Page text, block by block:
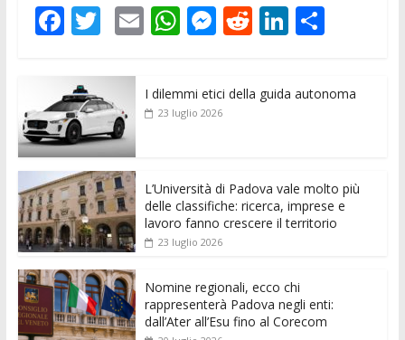
F
e
b
o
o
k
T
itt
er
E
ai
l
W
s
p
M
ss
e
er
R
di
Li
e
C
di
I dilemmi etici della guida autonoma
23 luglio 2026
L’Università di Padova vale molto più
delle classifiche: ricerca, imprese e
lavoro fanno crescere il territorio
23 luglio 2026
Nomine regionali, ecco chi
rappresenterà Padova negli enti:
dall’Ater all’Esu fino al Corecom